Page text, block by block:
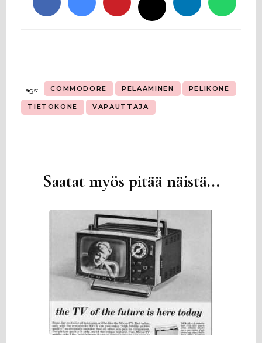
Tags: COMMODORE PELAAMINEN PELIKONE
TIETOKONE VAPAUTTAJA
Artikkelien
Saatat myös pitää näistä...